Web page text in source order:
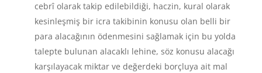
cebrî olarak takip edilebildiği, haczin, kural olarak
kesinleşmiş bir icra takibinin konusu olan belli bir
para alacağının ödenmesini sağlamak için bu yolda
talepte bulunan alacaklı lehine, söz konusu alacağı
karşılayacak miktar ve değerdeki borçluya ait mal